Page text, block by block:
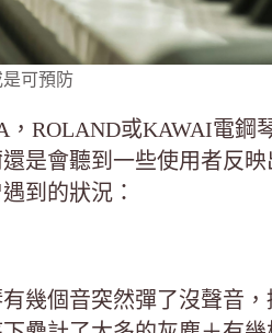
可預防
ROLAND或KAWAI電鋼
是會聽到一些使用者反
到的狀況：
幾個音突然彈了沒聲音，